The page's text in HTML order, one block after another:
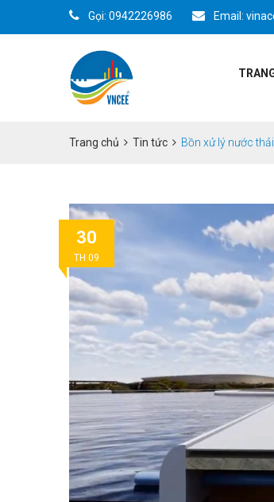
Gọi: 0942226986 Email:
Trang chủ Tin tức Bồn xử lý nước
30
TH 09